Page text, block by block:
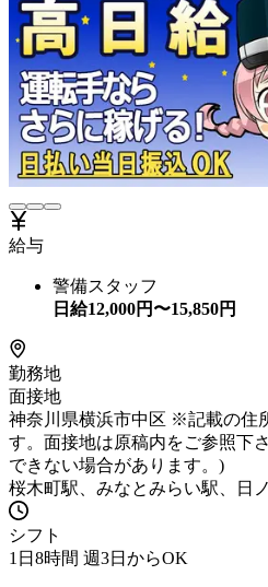
給与
警備スタッフ
日給12,000円〜15,850円
勤務地
面接地
神奈川県横浜市中区 ※記載の住
す。面接地は原稿内をご参照下
できない場合があります。)
桜木町駅、みなとみらい駅、日
シフト
1日8時間 週3日からOK